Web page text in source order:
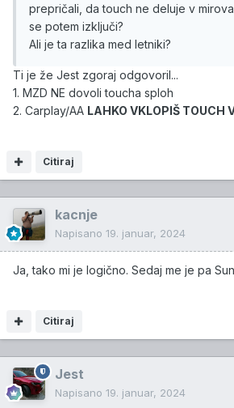
prepričali, da touch ne deluje v
se potem izključi?
Ali je ta razlika med letniki?
Ti je že Jest zgoraj odgovoril...
1. MZD NE dovoli toucha sploh
2. Carplay/AA LAHKO VKLOPIŠ TOUCH
Citiraj
kacnje
Napisano 19. januar, 2024
Ja, tako mi je logično. Sedaj me je pa
Citiraj
Jest
Napisano 19. januar, 2024